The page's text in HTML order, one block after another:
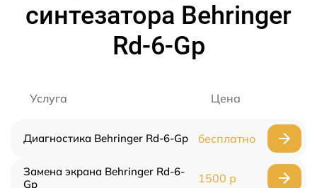
синтезатора Behringer
Rd-6-Gp
Услуга Цена
Диагностика Behringer Rd-6-Gp бесплатно
Замена экрана Behringer Rd-6-
Gp
1500 р